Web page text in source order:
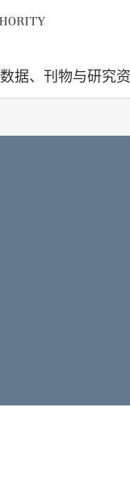
数据、刊物与研究